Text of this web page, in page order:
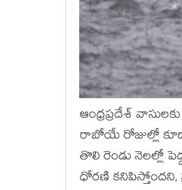
ఆంధ్రప్రదేశ్‌
రాబోయే రోజుల్లో కూడా
తొలి రెండు నెలల్లో
ధోరణి కనిపిస్తోందని,